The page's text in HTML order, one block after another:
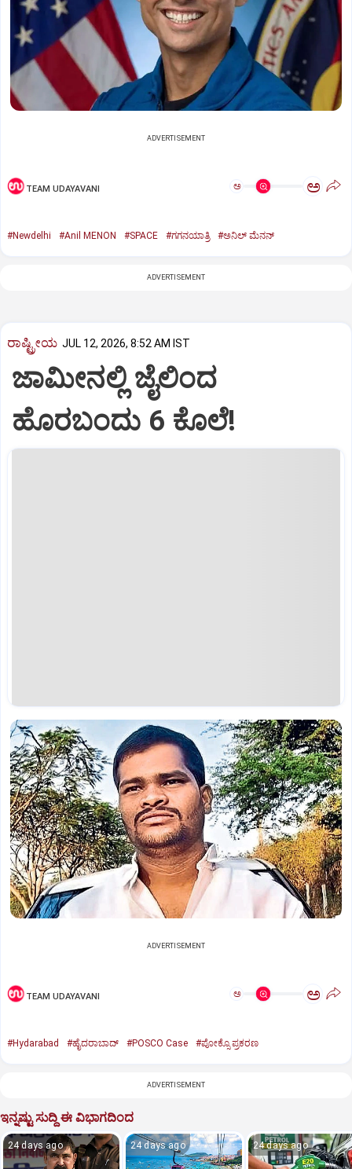
ADVERTISEMENT
TEAM UDAYAVANI ಅ ಅ
#Newdelhi #Anil MENON #SPACE #ಗಗನಯಾತ್ರಿ #ಅನಿಲ್‌ ಮೆನನ್‌
ADVERTISEMENT
ರಾಷ್ಟ್ರೀಯ JUL 12, 2026, 8:52 AM IST
ಜಾಮೀನಲ್ಲಿ ಜೈಲಿಂದ
ಹೊರಬಂದು 6 ಕೊಲೆ!
ADVERTISEMENT
TEAM UDAYAVANI ಅ ಅ
#Hydarabad #ಹೈದರಾಬಾದ್‌ #POSCO Case #ಪೋಕ್ಸೊ ಪ್ರಕರಣ
ADVERTISEMENT
ಇನ್ನಷ್ಟು ಸುದ್ದಿ ಈ ವಿಭಾಗದಿಂದ
24 days ago 24 days ago 24 days ago